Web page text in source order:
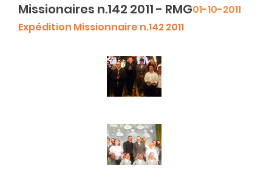
Missionaires n.142 2011 - RMG01-10-2011
Expédition Missionnaire n.142 2011